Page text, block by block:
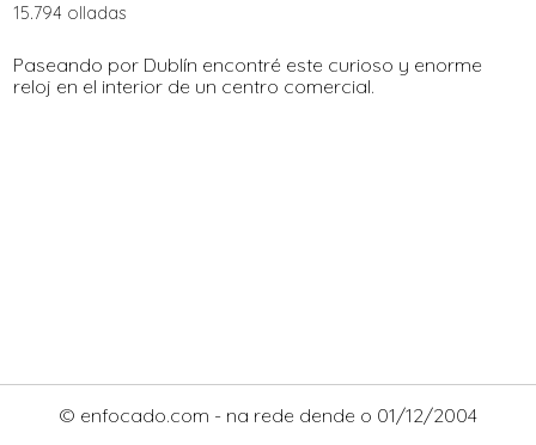
15.794 olladas
Paseando por Dublín encontré este curioso y enorme
reloj en el interior de un centro comercial.
© enfocado.com - na rede dende o 01/12/2004